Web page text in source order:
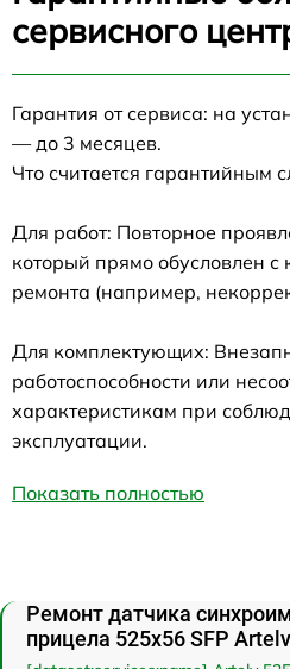
сервисного
Гарантия от сервиса: на
— до 3 месяцев.
Что считается гарантийным
Для работ: Повторное
который прямо обусловлен с
ремонта (например,
Для комплектующих:
работоспособности или
характеристикам при
эксплуатации.
Показать полностью
Ремонт датчика
прицела 525x56 SFP Artelv